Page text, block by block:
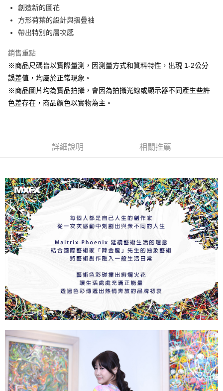
悠遊付
AFTEE先享後付
相關說明
AFTEE先享後付是「在收到商品之後才付款」的支付方式。 讓您購物簡單
便利好安心！
１．簡單：不需註冊會員、不需綁卡、不需儲值。
２．便利：只要手機號碼，簡訊認證，即可結帳。
３．安心：先確認商品／服務後，再付款。
３．收到繳費通知簡訊後14天內，點擊此簡訊中的連結，可透過四大超商／
後付繳納相關費用。
※ 交易是否成功請以「AFTEE先享後付 」之結帳頁面顯示為準，若有關於
是否繳費成功／繳費後需取消欲退款等相關疑問，請聯繫「AFTEE先享後付
客戶支援中心」
https://netprotections.freshdesk.com/support/home
【注意事項】
１．透過由恩沛科技股份有限公司提供之「AFTEE先享後付」服務完成之交
易，需依本服務之必要範圍內提供個人資料，並將交易相關給付款項請求債
權轉讓予恩沛科技股份有限公司。
２．關於個人資料處理事宜，請瀏覽以下網址：
https://aftee.tw/terms/#terms3
３．未成年的使用者請事先徵得法定代理人或監護人之同意方可使用
「AFTEE先享後付」，若未經同意申辦者引起之損失，本公司不負相關責
任。
４．使用「AFTEE先享後付」時，將依據個別帳號之用戶狀況，依本公司即
時審查核予不同之上限額度；若仍有額度不足之情形，本公司將視審查結果
５．嚴禁一人註冊多個帳號或使用他人資訊註冊。若發現惡意使用之情形，
恩沛科技股份有限公司將有權停止該用戶之使用額度並採取法律行動。
ATM付款
運送方式
全家取貨付款
每筆NT$60，滿NT$1,500(含以上)免運費
創造新的圖花
方形荷葉的設計與摺疊袖
帶出特別的層次感
銷售重點
※商品尺碼皆以實際量測，因測量方式和質料特性，出現 1-2公分
誤差值，均屬於正常現象。
※商品圖片均為實品拍攝，會因為拍攝光線或顯示器不同產生些許
色差存在，商品顏色以實物為主。
詳細說明 相關推薦